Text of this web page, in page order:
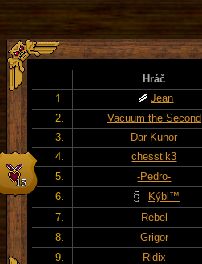
Hráč
1.
Jean
2.
Vacuum the Second
3.
Dar-Kunor
4.
chesstik3
5.
-Pedro-
6.
Kýbl™
7.
Rebel
8.
Grigor
9.
Ridix